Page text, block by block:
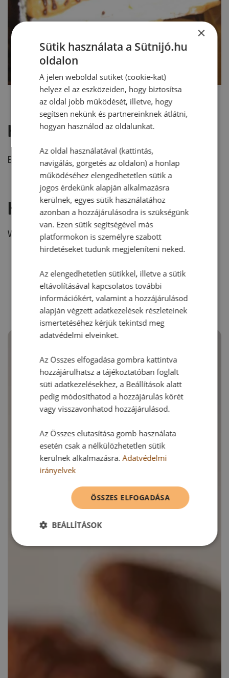
Hozzászólások
Ehhez a recepthez még nem érkezett hozzászólás.
Hozzászólás írása
Vélemény írásához, kérjük, jelentkezz be!
RECEPTAJÁNLÓ
×
Sütik használata a Sütnijó.hu
oldalon
A jelen weboldal sütiket (cookie-kat)
helyez el az eszközeiden, hogy biztosítsa
az oldal jobb működését, illetve, hogy
segítsen nekünk és partnereinknek átlátni,
hogyan használod az oldalunkat.
Az oldal használatával (kattintás,
navigálás, görgetés az oldalon) a honlap
működéséhez elengedhetetlen sütik a
jogos érdekünk alapján alkalmazásra
kerülnek, egyes sütik használatához
azonban a hozzájárulásodra is szükségünk
van. Ezen sütik segítségével más
platformokon is személyre szabott
hirdetéseket tudunk megjeleníteni neked.
Az elengedhetetlen sütikkel, illetve a sütik
eltávolításával kapcsolatos további
információkért, valamint a hozzájárulásod
alapján végzett adatkezelések részleteinek
ismertetéséhez kérjük tekintsd meg
adatvédelmi elveinket.
Az Összes elfogadása gombra kattintva
hozzájárulhatsz a tájékoztatóban foglalt
süti adatkezelésekhez, a Beállítások alatt
pedig módosíthatod a hozzájárulás körét
vagy visszavonhatod hozzájárulásod.
Az Összes elutasítása gomb használata
esetén csak a nélkülözhetetlen sütik
kerülnek alkalmazásra.Adatvédelmi
irányelvek
ÖSSZES ELFOGADÁSA
BEÁLLÍTÁSOK